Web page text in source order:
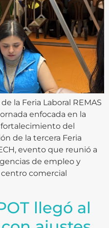
la Feria Laboral REMAS
enfocada en la
del
de la tercera Feria
evento que reunió a
de empleo y
comercial
llegó al